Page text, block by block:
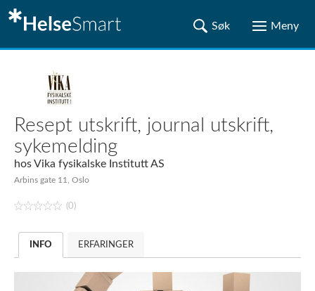
Resept utskrift, journal utskrift,
sykemelding
hosVika fysikalske Institutt AS
Arbins gate 11, Oslo
(0)
INFO ERFARINGER